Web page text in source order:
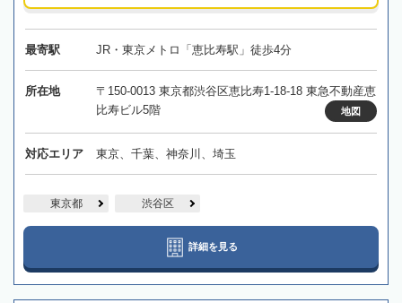
最寄駅 JR・東京メトロ「恵比寿駅」徒歩4分
所在地
〒150-0013 東京都渋谷区恵比寿1-18-18 東急不動産恵
比寿ビル5階
地図
対応エリア 東京、千葉、神奈川、埼玉
東京都 渋谷区
詳細を見る